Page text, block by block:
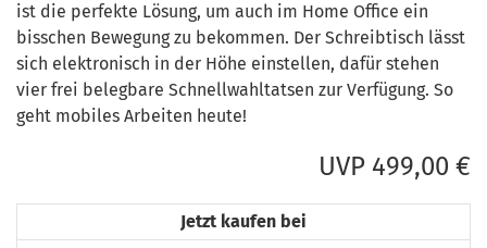
ist die perfekte Lösung, um auch im Home Office ein
bisschen Bewegung zu bekommen. Der Schreibtisch lässt
sich elektronisch in der Höhe einstellen, dafür stehen
vier frei belegbare Schnellwahltatsen zur Verfügung. So
geht mobiles Arbeiten heute!
UVP 499,00 €
Jetzt kaufen bei